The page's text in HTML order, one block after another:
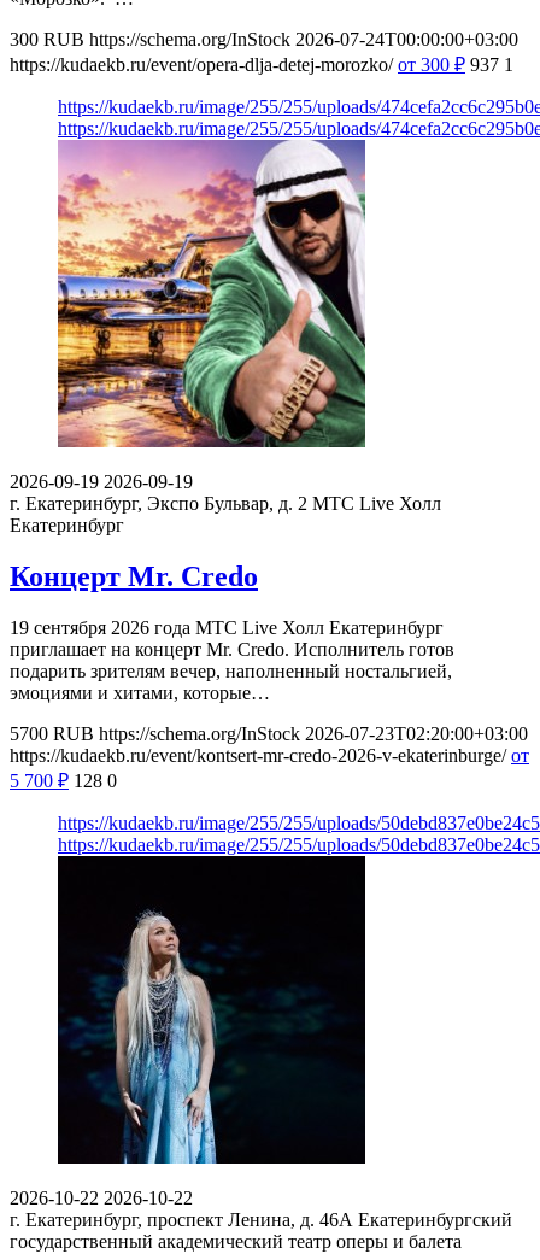
300 RUB https://schema.org/InStock 2026-07-24T00:00:00+03:00
https://kudaekb.ru/event/opera-dlja-detej-morozko/ от 300 ₽ 937 1
https://kudaekb.ru/image/255/255/uploads/
https://kudaekb.ru/image/255/255/uploads/
2026-09-19 2026-09-19
г. Екатеринбург, Экспо Бульвар, д. 2 МТС Live Холл
Екатеринбург
Концерт Mr. Credo
19 сентября 2026 года МТС Live Холл Екатеринбург
приглашает на концерт Mr. Credo. Исполнитель готов
подарить зрителям вечер, наполненный ностальгией,
эмоциями и хитами, которые…
5700 RUB https://schema.org/InStock 2026-07-23T02:20:00+03:00
https://kudaekb.ru/event/kontsert-mr-credo-2026-v-ekaterinburge/ от
5 700 ₽ 128 0
https://kudaekb.ru/image/255/255/uploads/
https://kudaekb.ru/image/255/255/uploads/
2026-10-22 2026-10-22
г. Екатеринбург, проспект Ленина, д. 46А Екатеринбургский
государственный академический театр оперы и балета